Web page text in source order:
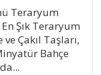
Teraryum
Şık Teraryum
Çakıl Taşları,
Bahçe